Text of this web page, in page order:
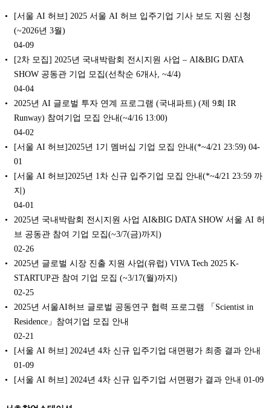
[서울 AI 허브] 2025 서울 AI 허브 입주기업 기사 보도 지원 신청
(~2026년 3월)
04-09
[2차 모집] 2025년 국내박람회 전시지원 사업 – AI&BIG DATA
SHOW 공동관 기업 모집(선착순 6개사, ~4/4)
04-04
2025년 AI 글로벌 투자 연계 프로그램 (국내파트) (제 9회 IR
Runway) 참여기업 모집 안내(~4/16 13:00)
04-02
[서울 AI 허브]2025년 1기 멤버십 기업 모집 안내(*~4/21 23:59) 04-
01
[서울 AI 허브]2025년 1차 신규 입주기업 모집 안내(*~4/21 23:59 까
지)
04-01
2025년 국내박람회 전시지원 사업 AI&BIG DATA SHOW 서울 AI 허
브 공동관 참여 기업 모집(~3/7(금)까지)
02-26
2025년 글로벌 시장 진출 지원 사업(유럽) VIVA Tech 2025 K-
STARTUP관 참여 기업 모집 (~3/17(월)까지)
02-25
2025년 서울AI허브 글로벌 공동연구 협력 프로그램 「Scientist in
Residence」참여기업 모집 안내
02-21
[서울 AI 허브] 2024년 4차 신규 입주기업 대면평가 최종 결과 안내
01-09
[서울 AI 허브] 2024년 4차 신규 입주기업 서면평가 결과 안내 01-09